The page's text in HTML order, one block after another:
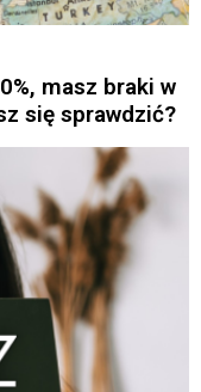
masz braki w
się sprawdzić?